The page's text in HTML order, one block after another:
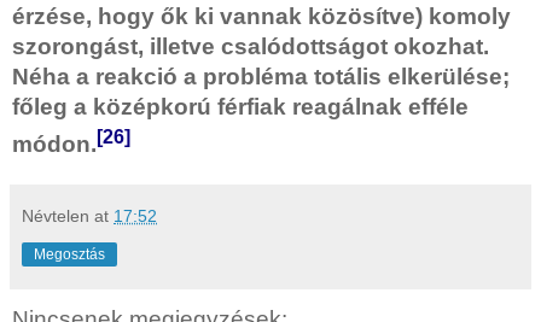
érzése, hogy ők ki vannak közösítve) komoly
szorongást, illetve csalódottságot okozhat.
Néha a reakció a probléma totális elkerülése;
főleg a középkorú férfiak reagálnak efféle
módon. [26]
Névtelen at 17:52
Megosztás